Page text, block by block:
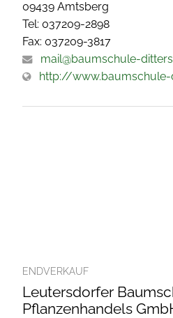
09439 Amtsberg
Tel: 037209-2898
Fax: 037209-3817
mail@baumschule-
http://www.baumschule-
ENDVERKAUF
Leutersdorfer
Pflanzenhandels